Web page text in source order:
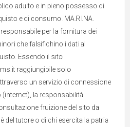
adulto e in pieno possesso di
e di consumo. MA.RI.NA.
per la fornitura dei
che falsifichino i dati al
Essendo il sito
raggiungibile solo
un servizio di connessione
(internet), la responsabilità
fruizione del sito da
del tutore o di chi esercita la patria